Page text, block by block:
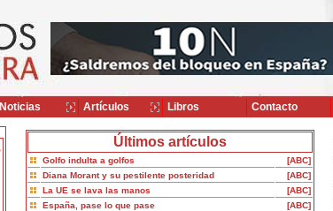
Últimos artículos
Golfo indulta a golfos
[ABC]
Diana Morant y su pestilente posteridad
[ABC]
La UE se lava las manos
[ABC]
España, pase lo que pase
[ABC]
Noticias Artículos Libros Contacto